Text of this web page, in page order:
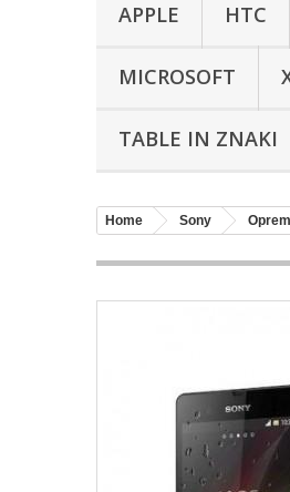
APPLE HTC
MICROSOFT
TABLE IN ZNAKI
Home Sony